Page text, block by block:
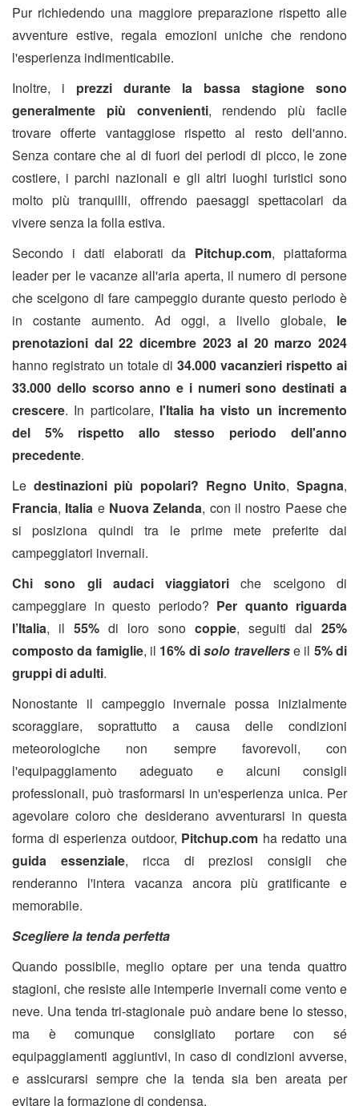
Pur richiedendo una maggiore preparazione rispetto alle
avventure estive, regala emozioni uniche che rendono
l'esperienza indimenticabile.
Inoltre, i prezzi durante la bassa stagione sono
generalmente più convenienti, rendendo più facile
trovare offerte vantaggiose rispetto al resto dell'anno.
Senza contare che al di fuori dei periodi di picco, le zone
costiere, i parchi nazionali e gli altri luoghi turistici sono
molto più tranquilli, offrendo paesaggi spettacolari da
vivere senza la folla estiva.
Secondo i dati elaborati da Pitchup.com, piattaforma
leader per le vacanze all'aria aperta, il numero di persone
che scelgono di fare campeggio durante questo periodo è
in costante aumento. Ad oggi, a livello globale, le
prenotazioni dal 22 dicembre 2023 al 20 marzo 2024
hanno registrato un totale di 34.000 vacanzieri rispetto ai
33.000 dello scorso anno e i numeri sono destinati a
crescere. In particolare, l'Italia ha visto un incremento
del 5%
rispetto allo stesso periodo dell'anno
precedente.
Le destinazioni più popolari? Regno Unito,Spagna,
Francia, Italia e Nuova Zelanda, con il nostro Paese che
si posiziona quindi tra le prime mete preferite dai
campeggiatori invernali.
Chi sono gli audaci viaggiatori che scelgono di
campeggiare in questo periodo? Per quanto riguarda
l’Italia, il 55% di loro sono coppie, seguiti dal 25%
composto da famiglie, il 16% disolo travellerse il 5% di
gruppi di adulti.
Nonostante il campeggio invernale possa inizialmente
scoraggiare, soprattutto a causa delle condizioni
meteorologiche non sempre favorevoli, con
l'equipaggiamento adeguato e alcuni consigli
professionali, può trasformarsi in un'esperienza unica. Per
agevolare coloro che desiderano avventurarsi in questa
forma di esperienza outdoor, Pitchup.com ha redatto una
guida essenziale, ricca di preziosi consigli che
renderanno l'intera vacanza ancora più gratificante e
memorabile.
Scegliere la tenda perfetta
Quando possibile, meglio optare per una tenda quattro
stagioni, che resiste alle intemperie invernali come vento e
neve. Una tenda tri-stagionale può andare bene lo stesso,
ma è comunque consigliato portare con sé
equipaggiamenti aggiuntivi, in caso di condizioni avverse,
e assicurarsi sempre che la tenda sia ben areata per
evitare la formazione di condensa.